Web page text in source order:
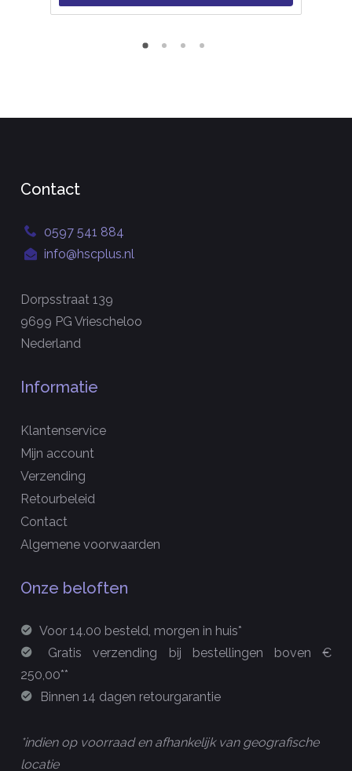
Contact
0597 541 884
info@hscplus.nl
Dorpsstraat 139
9699 PG Vriescheloo
Nederland
Informatie
Klantenservice
Mijn account
Verzending
Retourbeleid
Contact
Algemene voorwaarden
Onze beloften
Voor 14.00 besteld, morgen in huis*
Gratis verzending bij bestellingen boven €
250,00**
Binnen 14 dagen retourgarantie
*indien op voorraad en afhankelijk van geografische
locatie